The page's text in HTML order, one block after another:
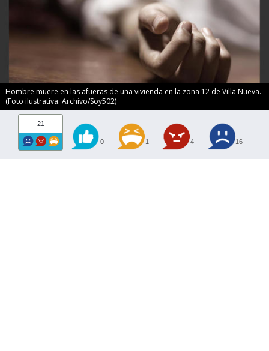
Hombre muere en las afueras de una vivienda en la zona 12 de Villa Nueva.
(Foto ilustrativa: Archivo/Soy502)
21
0 1 4 16